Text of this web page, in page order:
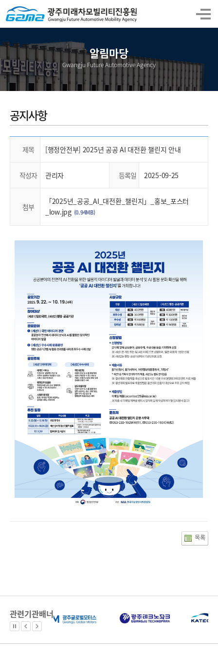
알림마당
Gwangju Future Automotive Agency
공지사항
제목 [행정안전부] 2025년 공공 AI 대전환 챌린지 안내
작성자 관리자 등록일 2025-09-25
첨부
「2025년_공공_AI_대전환_챌린지」_홍보_포스터
_low.jpg (0.94MB)
목록
관련기관배너